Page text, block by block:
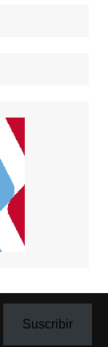
Suscribir